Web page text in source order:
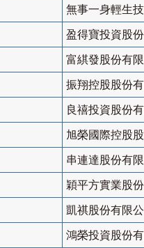
無事一身輕生
盈得寶投資股
富綨發股份有
振翔控股股份
良禧投資股份
旭榮國際控股
串連達股份有
穎平方實業股
凱祺股份有限公
鴻榮投資股份